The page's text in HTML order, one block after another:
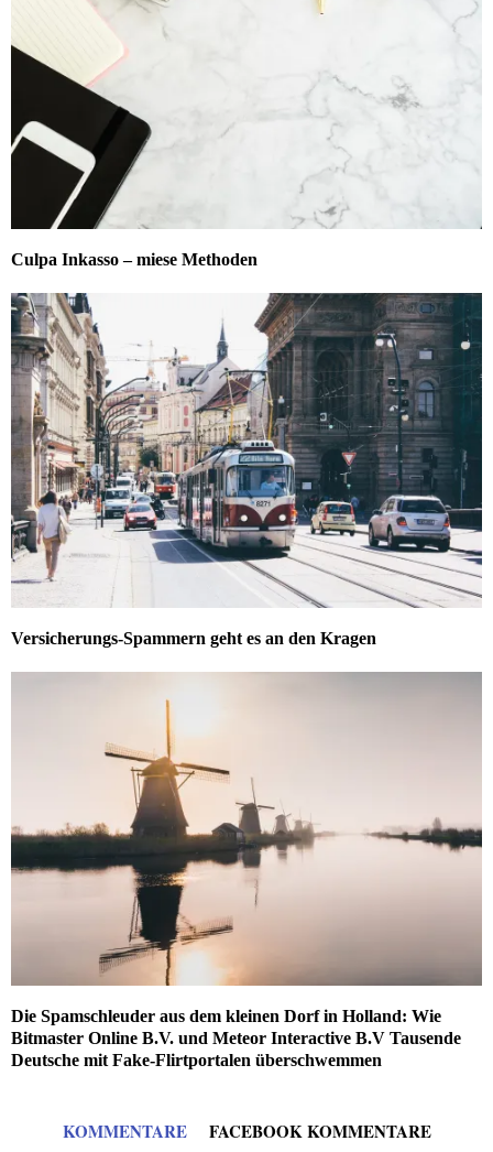
Culpa Inkasso – miese Methoden
Versicherungs-Spammern geht es an den Kragen
Die Spamschleuder aus dem kleinen Dorf in Holland: Wie
Bitmaster Online B.V. und Meteor Interactive B.V Tausende
Deutsche mit Fake-Flirtportalen überschwemmen
KOMMENTARE FACEBOOK KOMMENTARE